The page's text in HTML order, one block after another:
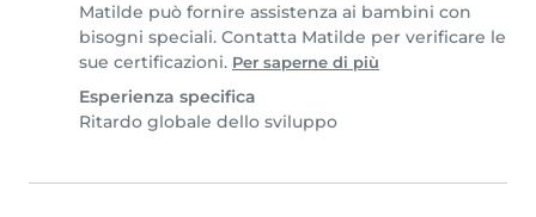
Matilde può fornire assistenza ai bambini con
bisogni speciali. Contatta Matilde per verificare le
sue certificazioni. Per saperne di più
Esperienza specifica
Ritardo globale dello sviluppo